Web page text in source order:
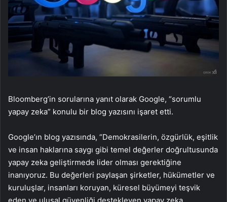
Bloomberg’in sorularına yanıt olarak Google, “sorumlu
yapay zeka” konulu bir blog yazısını işaret etti.
Google’ın blog yazısında, “Demokrasilerin, özgürlük, eşitlik
ve insan haklarına saygı gibi temel değerler doğrultusunda
yapay zeka geliştirmede lider olması gerektiğine
inanıyoruz. Bu değerleri paylaşan şirketler, hükümetler ve
kuruluşlar, insanları koruyan, küresel büyümeyi teşvik